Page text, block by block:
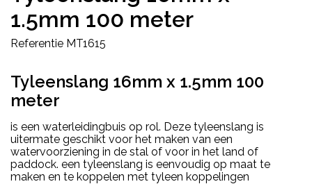
1.5mm 100 meter
Referentie MT1615
Tyleenslang 16mm x 1.5mm 100
meter
is een waterleidingbuis op rol. Deze tyleenslang is
uitermate geschikt voor het maken van een
watervoorziening in de stal of voor in het land of
paddock. een tyleenslang is eenvoudig op maat te
maken en te koppelen met tyleen koppelingen